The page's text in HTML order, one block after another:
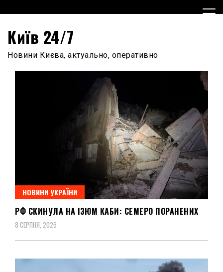
to
Київ 24/7
Новини Києва, актуально, оперативно
НОВИНИ УКРАЇНИ
РФ СКИНУЛА НА ІЗЮМ КАБИ: СЕМЕРО ПОРАНЕНИХ
8 СЕРПНЯ, 2026